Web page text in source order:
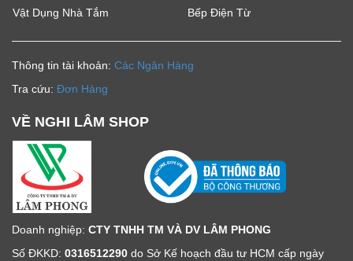
Vật Dụng Nhà Tắm
Bếp Điện Từ
Thông tin tài khoản: Các Ngân Hàng
Tra cứu: Đơn Hàng
VỀ NGHI LÂM SHOP
Doanh nghiệp: CTY TNHH TM VÀ DV LÂM PHONG
Số ĐKKD: 0316512290 do Sở Kế hoạch đầu tư HCM cấp ngày